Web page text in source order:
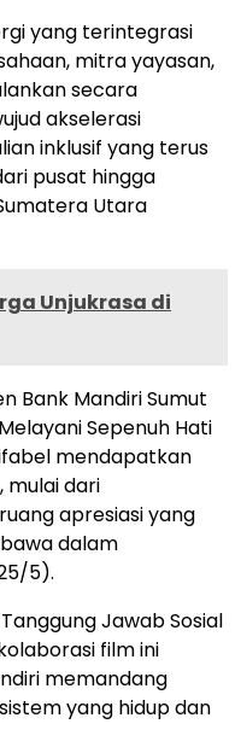
yang terintegrasi
mitra yayasan,
secara
akselerasi
inklusif yang terus
pusat hingga
Utara
Unjukrasa di
Bank Mandiri Sumut
Sepenuh Hati
mendapatkan
mulai dari
apresiasi yang
dalam
5).
Jawab Sosial
film ini
memandang
yang hidup dan